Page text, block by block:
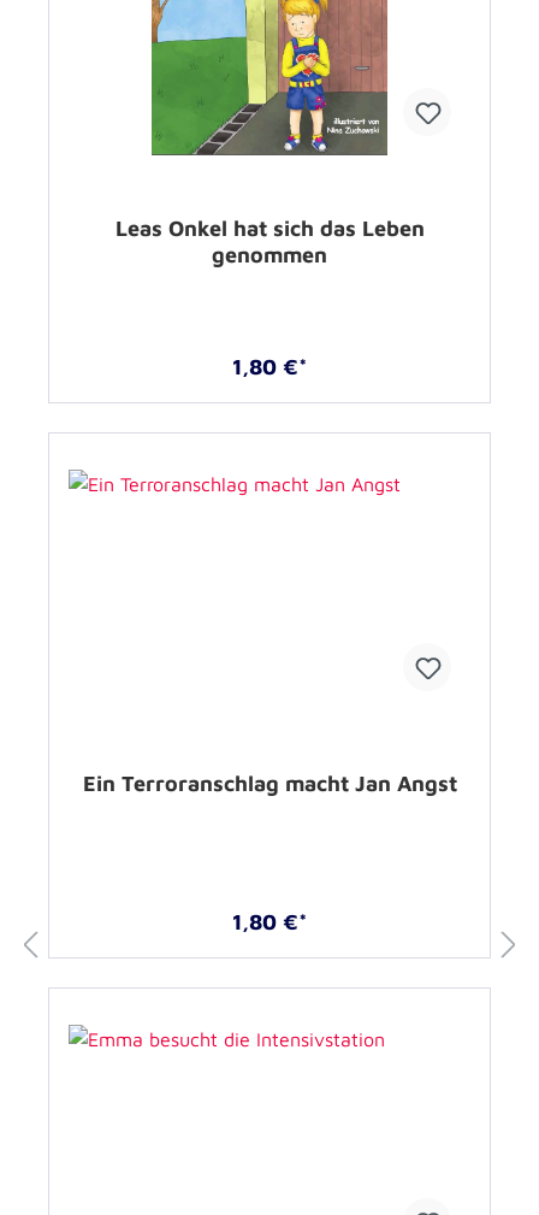
Leas Onkel hat sich das Leben
genommen
1,80 €*
Ein Terroranschlag macht Jan Angst
1,80 €*